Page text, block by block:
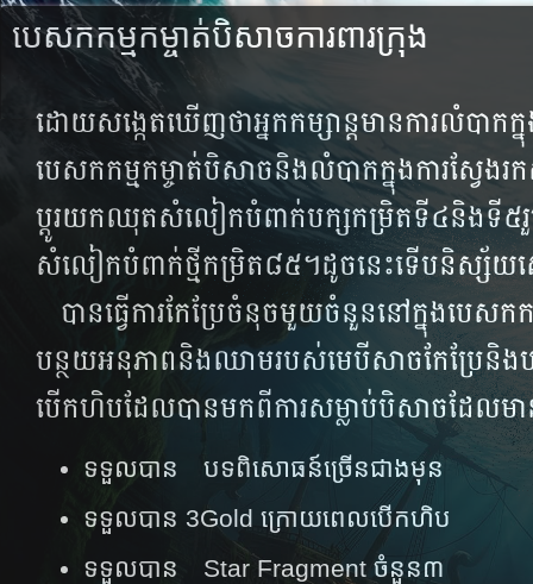
បេសកកម្មកម្ចាត់បិសាចការពារក្រុង
ដោយ​សង្កេត​ឃើញ​ថា​អ្នក​កម្សាន្ត​មាន​ការ​លំបាក​ក្
បេសក​កម្ម​កម្ចាត់​បិសាច​និង​លំបាកក្នុងការ​​ស្វែង​រក​
ប្តូរយកឈុតសំលៀកបំពាក់បក្ស​កម្រិត​ទី៤​​និង​ទី
សំលៀក​បំពាក់​ថ្មី​កម្រិត​៨៥​​។ដូចនេះ​ទើប​និស្ស័យ​ស្
បាន​ធ្វើការកែ​ប្រែ​ចំនុច​មួយ​ចំនួន​នៅ​ក្នុង​បេសក​ក
បន្ថយ​​អនុភាព​និង​ឈាម​របស់​មេ​បី​សាច​កែ​ប្រែ​និង​បន្
បើក​​ហិប​​ដែល​បាន​មក​ពី​ការ​សម្លាប់​បិសាច​ដែល​ម
ទទួលបាន​ បទពិសោធន៍ច្រើនជាងមុន
ទទួលបាន 3Gold ក្រោយពេលបើកហិប
ទទួលបាន​ Star Fragment ចំនួន៣